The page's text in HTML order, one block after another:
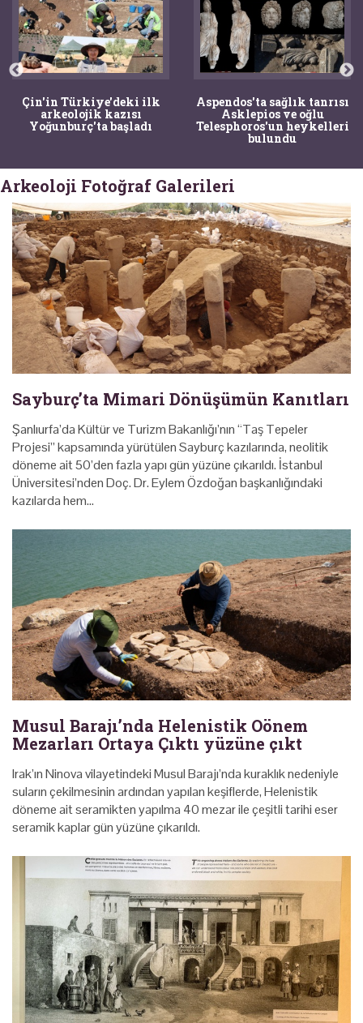
Aspendos'ta sağlık tanrısı
Asklepios ve oğlu
Telesphoros'un heykelleri
bulundu
TTK'nın Ansiklopedik
Türk Tarih Sözlüğüne
artık mobil uygulama ile
erişilebilecek
Arkeoloji Fotoğraf Galerileri
Sayburç’ta Mimari Dönüşümün Kanıtları
Şanlıurfa’da Kültür ve Turizm Bakanlığı’nın “Taş Tepeler
Projesi” kapsamında yürütülen Sayburç kazılarında, neolitik
döneme ait 50’den fazla yapı gün yüzüne çıkarıldı. İstanbul
Üniversitesi’nden Doç. Dr. Eylem Özdoğan başkanlığındaki
kazılarda hem…
Musul Barajı’nda Helenistik Oönem
Mezarları Ortaya Çıktı yüzüne çıkt
Irak’ın Ninova vilayetindeki Musul Barajı’nda kuraklık nedeniyle
suların çekilmesinin ardından yapılan keşiflerde, Helenistik
döneme ait seramikten yapılma 40 mezar ile çeşitli tarihi eser
seramik kaplar gün yüzüne çıkarıldı.